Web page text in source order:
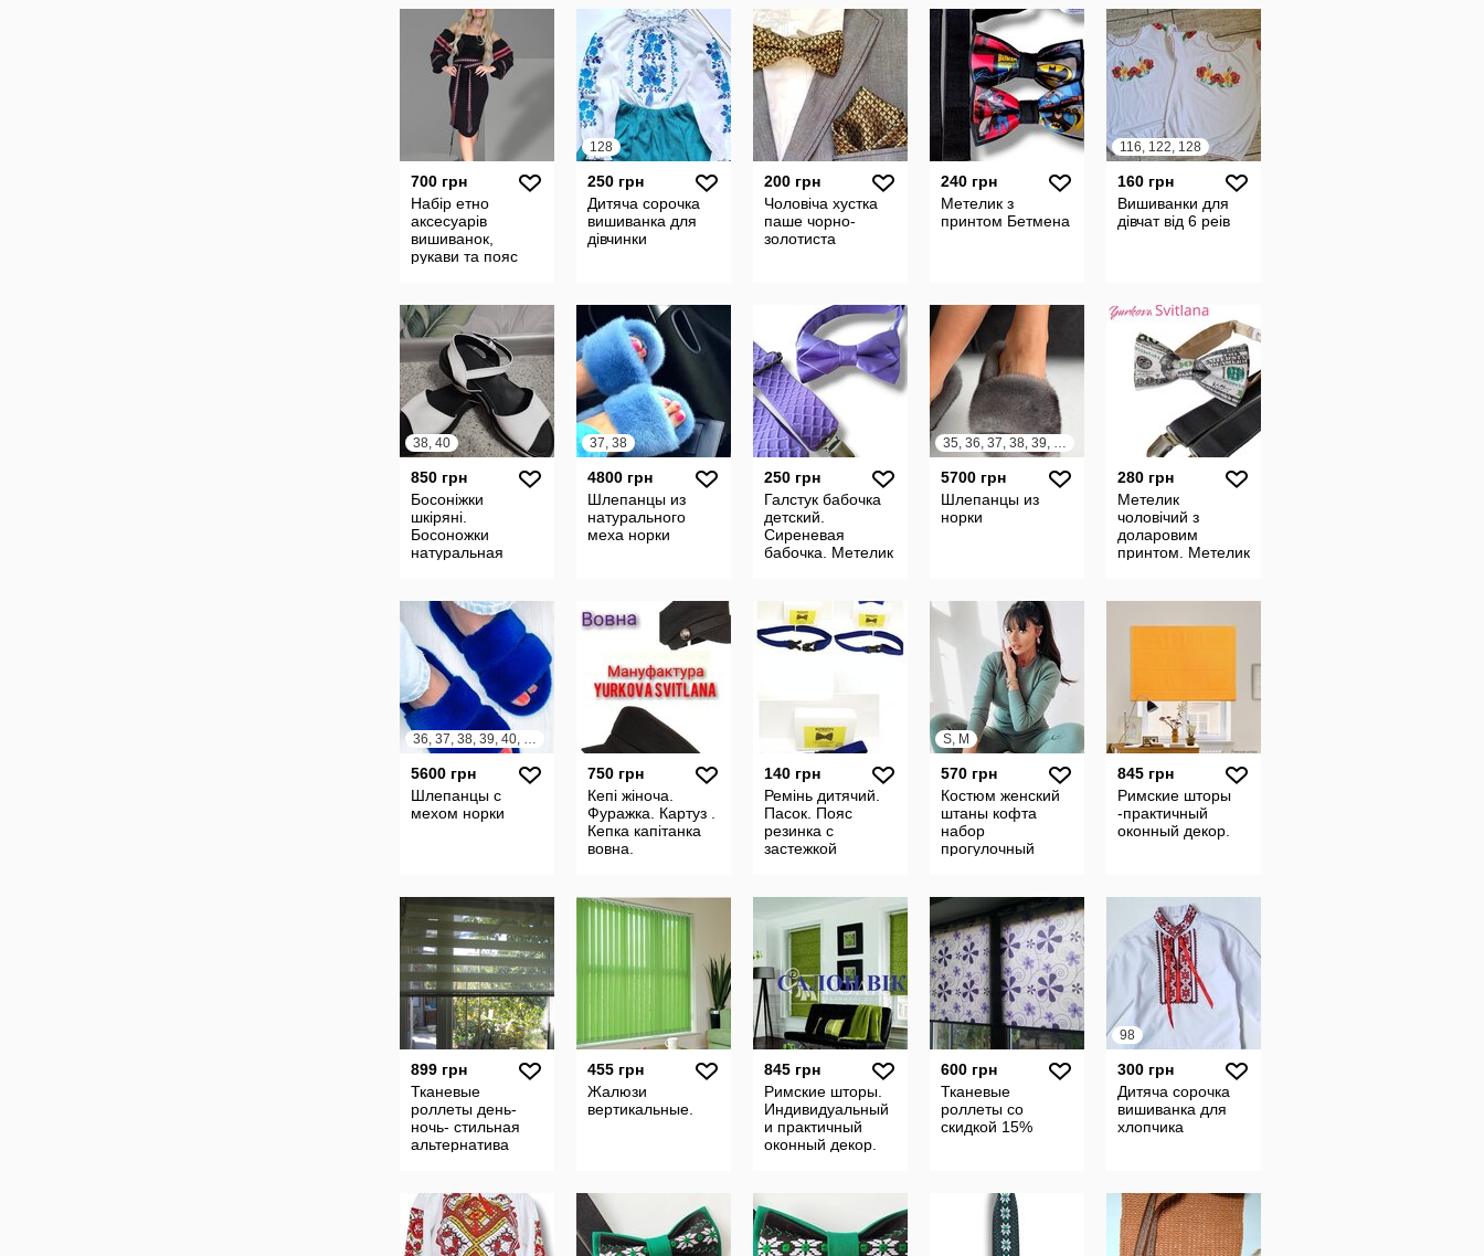
700 грн
Набір етно
аксесуарів
вишиванок,
рукави та пояс
128
250 грн
Дитяча сорочка
вишиванка для
дівчинки
200 грн
Чоловіча хустка
паше чорно-
золотиста
240 грн
Метелик з
принтом Бетмена
116, 122, 128
160 грн
Вишиванки для
дівчат від 6 реів
38, 40
850 грн
Босоніжки
шкіряні.
Босоножки
натуральная
37, 38
4800 грн
Шлепанцы из
натурального
меха норки
250 грн
Галстук бабочка
детский.
Сиреневая
бабочка. Метелик
35, 36, 37, 38, 39, 40, 41
5700 грн
Шлепанцы из
норки
280 грн
Метелик
чоловічий з
доларовим
принтом. Метелик
36, 37, 38, 39, 40, 41
5600 грн
Шлепанцы с
мехом норки
750 грн
Кепі жіноча.
Фуражка. Картуз .
Кепка капітанка
вовна.
140 грн
Ремінь дитячий.
Пасок. Пояс
резинка с
застежкой
фастекс.
S, M
570 грн
Костюм женский
штаны кофта
набор
прогулочный
845 грн
Римские шторы
-практичный
оконный декор.
899 грн
Тканевые
роллеты день-
ночь- стильная
альтернатива
455 грн
Жалюзи
вертикальные.
845 грн
Римские шторы.
Индивидуальный
и практичный
оконный декор.
600 грн
Тканевые
роллеты со
скидкой 15%
98
300 грн
Дитяча сорочка
вишиванка для
хлопчика